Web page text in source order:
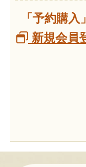
「予約購
新規会員